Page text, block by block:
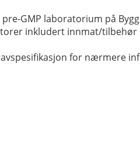
GMP laboratorium på
inkludert innmat/
for nærmere